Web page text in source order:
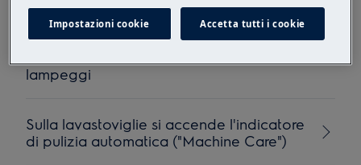
La lavastoviglie mostra il messaggio di
lampeggi
Sulla lavastoviglie si accende l'indicatore
di pulizia automatica ("Machine Care")
Impostazioni cookie Accetta tutti i cookie